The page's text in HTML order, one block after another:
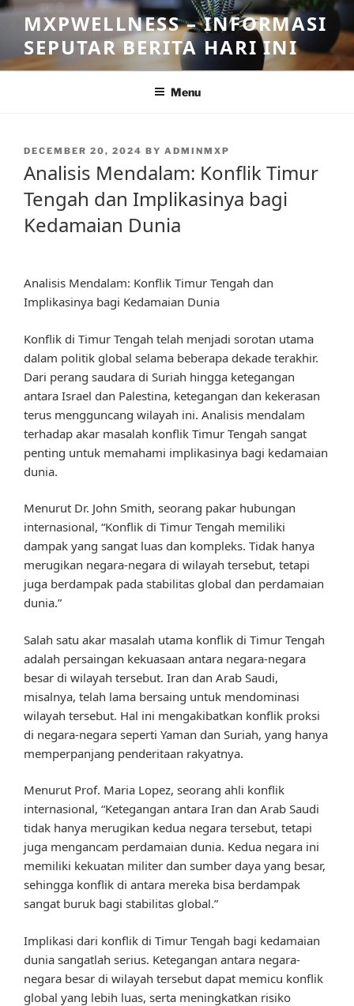
Skip
content
MXPWELLNESS – INFORMASI
SEPUTAR BERITA HARI INI
Menu
POSTED
DECEMBER 20, 2024 BY ADMINMXP
Analisis Mendalam: Konflik Timur
Tengah dan Implikasinya bagi
Kedamaian Dunia
Analisis Mendalam: Konflik Timur Tengah dan
Implikasinya bagi Kedamaian Dunia
Konflik di Timur Tengah telah menjadi sorotan utama
dalam politik global selama beberapa dekade terakhir.
Dari perang saudara di Suriah hingga ketegangan
antara Israel dan Palestina, ketegangan dan kekerasan
terus mengguncang wilayah ini. Analisis mendalam
terhadap akar masalah konflik Timur Tengah sangat
penting untuk memahami implikasinya bagi kedamaian
dunia.
Menurut Dr. John Smith, seorang pakar hubungan
internasional, “Konflik di Timur Tengah memiliki
dampak yang sangat luas dan kompleks. Tidak hanya
merugikan negara-negara di wilayah tersebut, tetapi
juga berdampak pada stabilitas global dan perdamaian
dunia.”
Salah satu akar masalah utama konflik di Timur Tengah
adalah persaingan kekuasaan antara negara-negara
besar di wilayah tersebut. Iran dan Arab Saudi,
misalnya, telah lama bersaing untuk mendominasi
wilayah tersebut. Hal ini mengakibatkan konflik proksi
di negara-negara seperti Yaman dan Suriah, yang hanya
memperpanjang penderitaan rakyatnya.
Menurut Prof. Maria Lopez, seorang ahli konflik
internasional, “Ketegangan antara Iran dan Arab Saudi
tidak hanya merugikan kedua negara tersebut, tetapi
juga mengancam perdamaian dunia. Kedua negara ini
memiliki kekuatan militer dan sumber daya yang besar,
sehingga konflik di antara mereka bisa berdampak
sangat buruk bagi stabilitas global.”
Implikasi dari konflik di Timur Tengah bagi kedamaian
dunia sangatlah serius. Ketegangan antara negara-
negara besar di wilayah tersebut dapat memicu konflik
global yang lebih luas, serta meningkatkan risiko